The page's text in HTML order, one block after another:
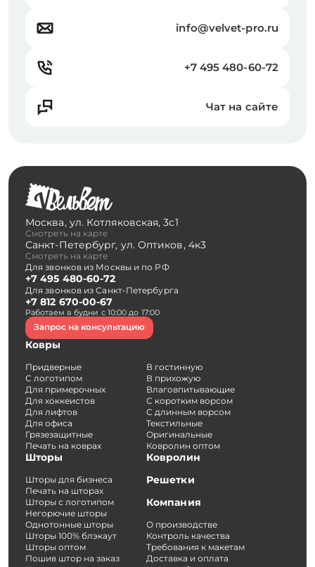
info@velvet-pro.ru
+7 495 480-60-72
Чат на сайте
Москва, ул. Котляковская, 3с1
Смотреть на карте
Санкт-Петербург, ул. Оптиков, 4к3
Смотреть на карте
Для звонков из Москвы и по РФ
+7 495 480-60-72
Для звонков из Санкт-Петербурга
+7 812 670-00-67
Работаем в будни с 10:00 до 17:00
Запрос на консультацию
Ковры
Придверные
С логотипом
Для примерочных
Для хоккеистов
Для лифтов
Для офиса
Грязезащитные
Печать на коврах
В гостинную
В прихожую
Влаговпитывающие
С коротким ворсом
С длинным ворсом
Текстильные
Оригинальные
Ковролин оптом
Шторы
Шторы для бизнеса
Печать на шторах
Шторы с логотипом
Негорючие шторы
Однотонные шторы
Шторы 100% блэкаут
Шторы оптом
Пошив штор на заказ
Ковролин
Решетки
Компания
О производстве
Контроль качества
Требования к макетам
Доставка и оплата